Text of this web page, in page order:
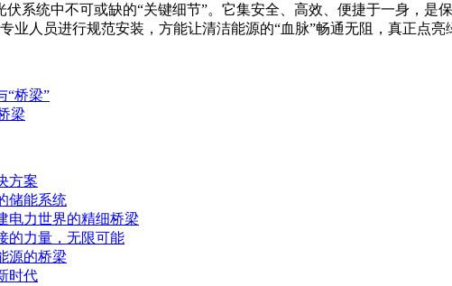
系统中不可或缺的“关键细节”。它集安全、高效、便捷于一身，
人员进行规范安装，方能让清洁能源的“血脉”畅通无阻，真正点亮
“桥梁”
梁
方案
储能系统
电力世界的精细桥梁
的力量，无限可能
源的桥梁
时代